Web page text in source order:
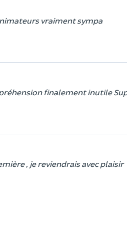
vraiment sympa
finalement inutile
, je reviendrais avec plaisir